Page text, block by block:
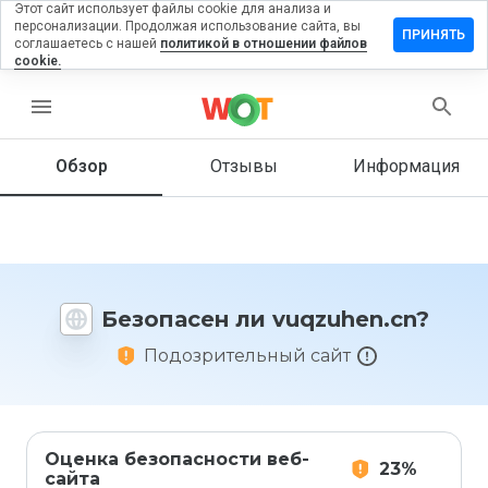
menu
Обзор Отзывы Информация
Безопасен ли vuqzuhen.cn?
Подозрительный сайт
Оценка безопасности веб-
сайта
23%
на
Как бы
этот
1 до 5?
Этот сайт использует файлы cookie для анализа и
персонализации. Продолжая использование сайта, вы
соглашаетесь с нашей политикой в отношении файлов
cookie.
ПРИНЯТЬ